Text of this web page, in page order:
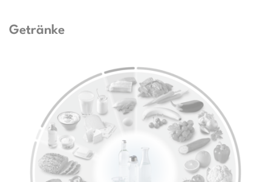
Getränke